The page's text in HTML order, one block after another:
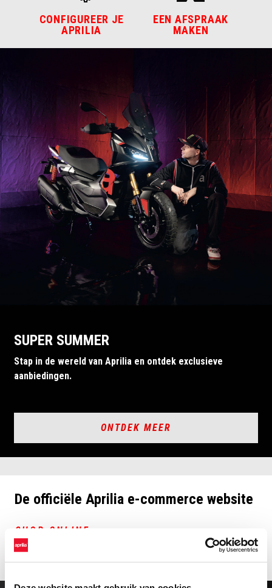
CONFIGUREER JE
APRILIA
EEN AFSPRAAK
MAKEN
SUPER SUMMER
Stap in de wereld van Aprilia en ontdek exclusieve
aanbiedingen.
ONTDEK MEER
De officiële Aprilia e-commerce website
SHOP ONLINE